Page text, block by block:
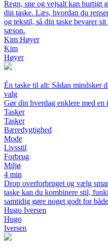
Regn, sne og vejsalt kan hurtigt
din taske. Læs, hvordan du
og tekstil, så din taske bevarer
sæson.
Kim Høyer
Kim
Høyer
Én taske til alt: Sådan mindsker
valg
Gør din hverdag enklere med en
Tasker
Tasker
Bæredygtighed
Mode
Livsstil
Forbrug
Miljø
4 min
Drop overforbruget og vælg
taske kan du kombinere stil,
samtidig gøre noget godt for
Hugo Iversen
Hugo
Iversen